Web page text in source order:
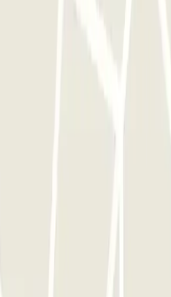
la máquina.
reservadas, puedes pagar
las máquinas de pago
barreras de salida con